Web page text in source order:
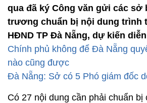
qua đã ký Công văn gửi các sở
trương chuẩn bị nội dung trình
HĐND TP Đà Nẵng, dự kiến
Chính phủ không để Đà Nẵng
nào cũng được
Đà Nẵng: Sở có 5 Phó giám đốc
Có 27 nội dung cần phải chuẩn bị